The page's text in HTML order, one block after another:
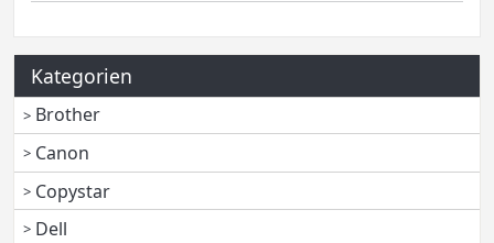
Kategorien
Brother
Canon
Copystar
Dell